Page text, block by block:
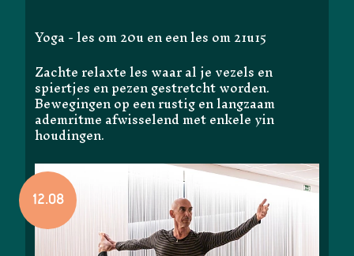
Yoga - les om 20u en een les om 21u15
Zachte relaxte les waar al je vezels en
spiertjes en pezen gestretcht worden.
Bewegingen op een rustig en langzaam
ademritme afwisselend met enkele yin
houdingen.
12.08